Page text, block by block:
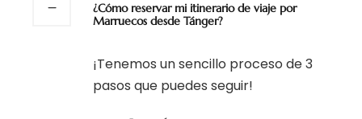
¿Cómo reservar mi itinerario de viaje por
Marruecos desde Tánger?
¡Tenemos un sencillo proceso de 3
pasos que puedes seguir!